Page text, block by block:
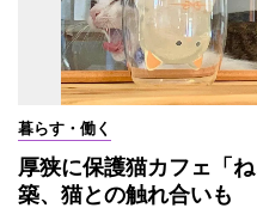
暮らす・働く
厚狭に保護猫カフェ「
築、猫との触れ合いも